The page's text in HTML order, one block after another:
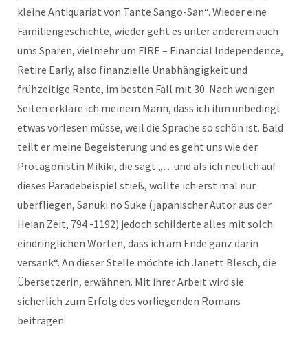
kleine Antiquariat von Tante Sango-San“. Wieder eine
Familiengeschichte, wieder geht es unter anderem auch
ums Sparen, vielmehr um FIRE – Financial Independence,
Retire Early, also finanzielle Unabhängigkeit und
frühzeitige Rente, im besten Fall mit 30. Nach wenigen
Seiten erkläre ich meinem Mann, dass ich ihm unbedingt
etwas vorlesen müsse, weil die Sprache so schön ist. Bald
teilt er meine Begeisterung und es geht uns wie der
Protagonistin Mikiki, die sagt „…und als ich neulich auf
dieses Paradebeispiel stieß, wollte ich erst mal nur
überfliegen, Sanuki no Suke (japanischer Autor aus der
Heian Zeit, 794 -1192) jedoch schilderte alles mit solch
eindringlichen Worten, dass ich am Ende ganz darin
versank“. An dieser Stelle möchte ich Janett Blesch, die
Übersetzerin, erwähnen. Mit ihrer Arbeit wird sie
sicherlich zum Erfolg des vorliegenden Romans
beitragen.